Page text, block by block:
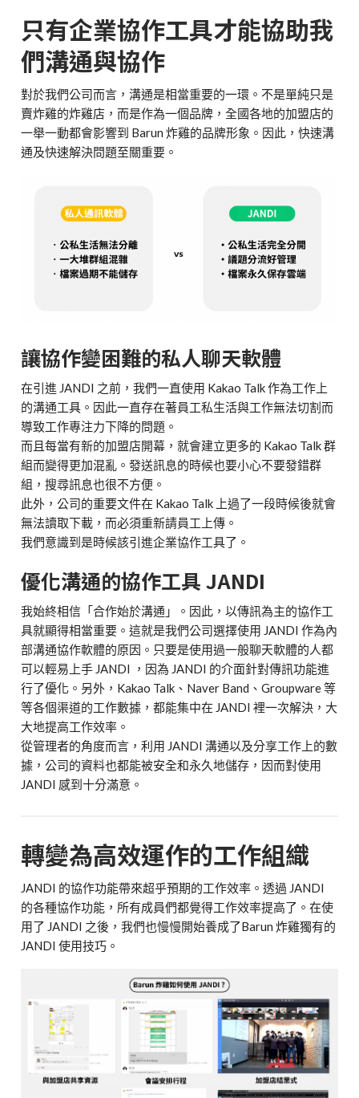
只有企業協作工具才能協助我
們溝通與協作
對於我們公司而言，溝通是相當重要的一環。不是單純只是
賣炸雞的炸雞店，而是作為一個品牌，全國各地的加盟店的
一舉一動都會影響到 Barun 炸雞的品牌形象。因此，快速溝
通及快速解決問題至關重要。
讓協作變困難的私人聊天軟體
在引進 JANDI 之前，我們一直使用 Kakao Talk 作為工作上
的溝通工具。因此一直存在著員工私生活與工作無法切割而
導致工作專注力下降的問題。
而且每當有新的加盟店開幕，就會建立更多的 Kakao Talk 群
組而變得更加混亂。發送訊息的時候也要小心不要發錯群
組，搜尋訊息也很不方便。
此外，公司的重要文件在 Kakao Talk 上過了一段時候後就會
無法讀取下載，而必須重新請員工上傳。
我們意識到是時候該引進企業協作工具了。
優化溝通的協作工具 JANDI
我始終相信「合作始於溝通」。因此，以傳訊為主的協作工
具就顯得相當重要。這就是我們公司選擇使用 JANDI 作為內
部溝通協作軟體的原因。只要是使用過一般聊天軟體的人都
可以輕易上手 JANDI ，因為 JANDI 的介面針對傳訊功能進
行了優化。另外，Kakao Talk、Naver Band、Groupware 等
等各個渠道的工作數據，都能集中在 JANDI 裡一次解決，大
大地提高工作效率。
從管理者的角度而言，利用 JANDI 溝通以及分享工作上的數
據，公司的資料也都能被安全和永久地儲存，因而對使用
JANDI 感到十分滿意。
轉變為高效運作的工作組織
JANDI 的協作功能帶來超乎預期的工作效率。透過 JANDI
的各種協作功能，所有成員們都覺得工作效率提高了。在使
用了 JANDI 之後，我們也慢慢開始養成了Barun 炸雞獨有的
JANDI 使用技巧。